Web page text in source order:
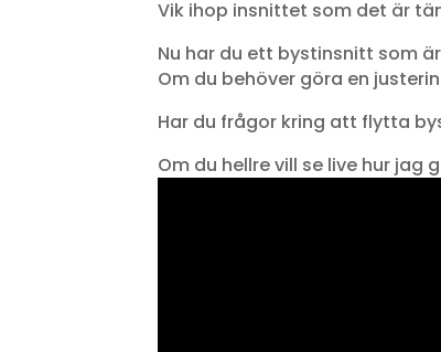
Vik ihop insnittet som det är
Nu har du ett bystinsnitt som
Om du behöver göra en
Har du frågor kring att flytta
Om du hellre vill se live hur